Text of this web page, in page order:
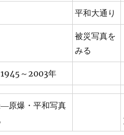
平和大通り
被災写真を
みる
～2003年
―原爆・平和写真